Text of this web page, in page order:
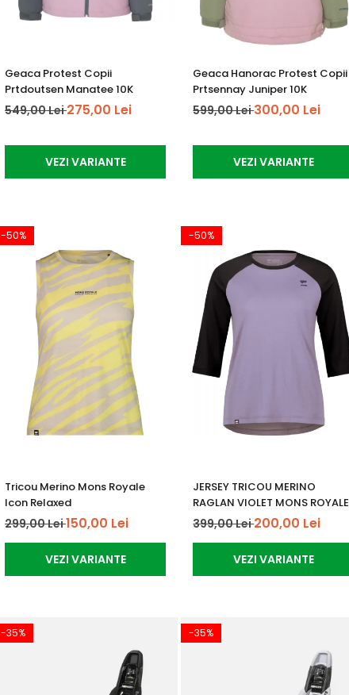
Geaca Protest Copii
Prtdoutsen Manatee 10K
549,00 Lei275,00 Lei
VEZI VARIANTE
Geaca Hanorac Protest Copii
Prtsennay Juniper 10K
599,00 Lei300,00 Lei
VEZI VARIANTE
-50%
Tricou Merino Mons Royale
Icon Relaxed
299,00 Lei150,00 Lei
VEZI VARIANTE
-50%
JERSEY TRICOU MERINO
RAGLAN VIOLET MONS ROYALE
399,00 Lei200,00 Lei
VEZI VARIANTE
-35% -35%